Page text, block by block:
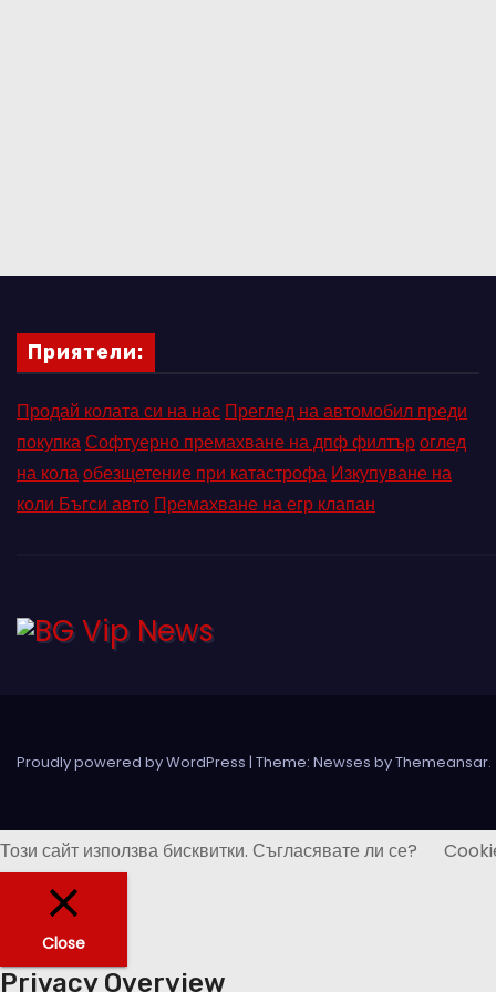
Приятели:
Продай колата си на нас Преглед на автомобил преди
покупкаСофтуерно премахване на дпф филтъроглед
на колаобезщетение при катастрофа Изкупуване на
коли Бъгси авто Премахване на егр клапан
Proudly powered by WordPress | Theme: Newses byThemeansar.
Този сайт използва бисквитки. Съгласявате ли се?
Close
Privacy Overview